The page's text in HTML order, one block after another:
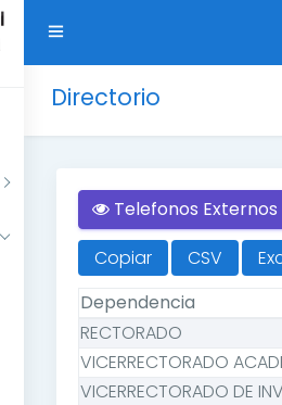
Directorio
Telefonos Externos
Copiar
CSV
Dependencia
RECTORADO
VICERRECTORADO
VICERRECTORADO DE